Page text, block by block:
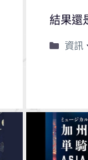
結果還
資訊